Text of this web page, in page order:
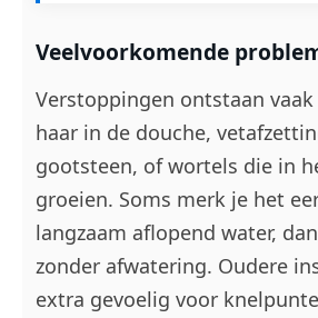
Veelvoorkomende
Verstoppingen ontstaan
haar in de douche,
gootsteen, of wortels die in
groeien. Soms merk je het
langzaam aflopend water,
zonder afwatering. Oudere
extra gevoelig voor